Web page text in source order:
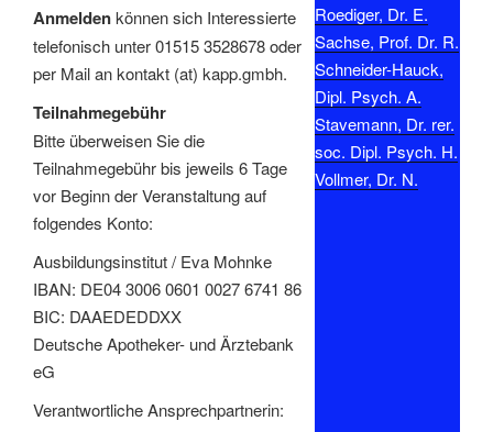
Anmeldenkönnen sich Interessierte
telefonisch unter 01515 3528678 oder
per Mail an kontakt (at) kapp.gmbh.
Teilnahmegebühr
Bitte überweisen Sie die
Teilnahmegebühr bis jeweils 6 Tage
vor Beginn der Veranstaltung auf
folgendes Konto:
Ausbildungsinstitut / Eva Mohnke
IBAN: DE04 3006 0601 0027 6741 86
BIC: DAAEDEDDXX
Deutsche Apotheker- und Ärztebank
eG
Verantwortliche Ansprechpartnerin:
Roediger, Dr. E.
Sachse, Prof. Dr. R.
Schneider-Hauck,
Dipl. Psych. A.
Stavemann, Dr. rer.
soc. Dipl. Psych. H.
Vollmer, Dr. N.